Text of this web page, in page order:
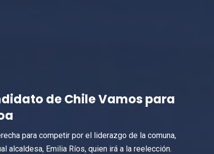
de Chile Vamos para
para competir por el liderazgo de la comuna,
alcaldesa, Emilia Ríos, quien irá a la reelección.